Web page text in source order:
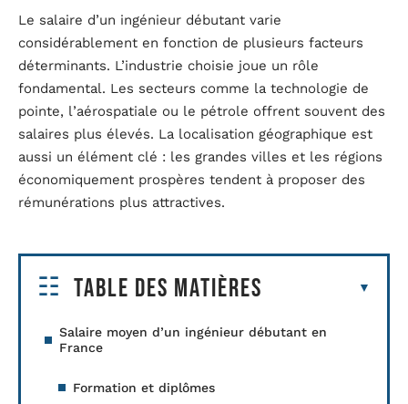
Le salaire d’un ingénieur débutant varie
considérablement en fonction de plusieurs facteurs
déterminants. L’industrie choisie joue un rôle
fondamental. Les secteurs comme la technologie de
pointe, l’aérospatiale ou le pétrole offrent souvent des
salaires plus élevés. La localisation géographique est
aussi un élément clé : les grandes villes et les régions
économiquement prospères tendent à proposer des
rémunérations plus attractives.
Table des matières
Salaire moyen d’un ingénieur débutant en
France
Formation et diplômes